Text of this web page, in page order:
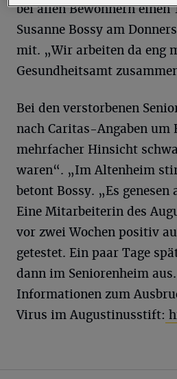
bei allen Bewohnern
Susanne Bossy am
mit. „Wir arbeiten da eng
Gesundheitsamt
Bei den verstorbenen
nach Caritas-Angaben um
mehrfacher Hinsicht
waren“. „Im Altenheim
betont Bossy. „Es genesen
Eine Mitarbeiterin des
vor zwei Wochen positiv
getestet. Ein paar Tage
dann im Seniorenheim
Informationen zum
Virus im Augustinusstift: